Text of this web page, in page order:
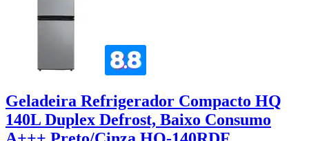
Geladeira Refrigerador Compacto HQ
140L Duplex Defrost, Baixo Consumo